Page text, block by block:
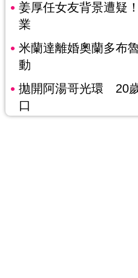
姜厚任女友背景遭疑
業
米蘭達離婚奧蘭多布
動
拋開阿湯哥光環 20
口